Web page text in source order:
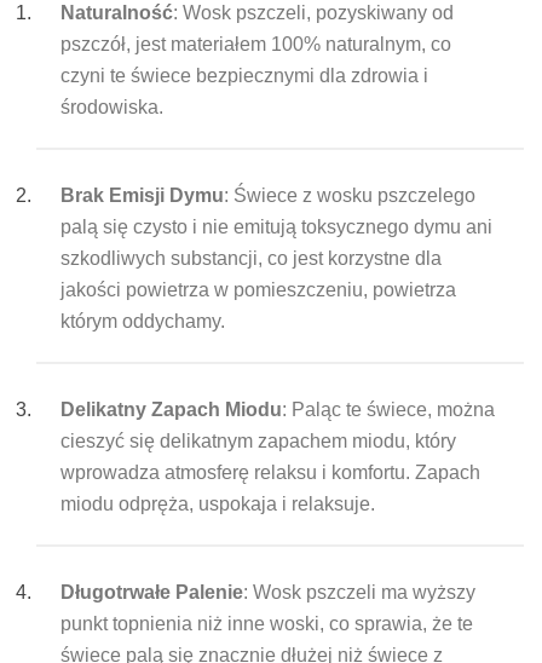
Naturalność: Wosk pszczeli, pozyskiwany od
pszczół, jest materiałem 100% naturalnym, co
czyni te świece bezpiecznymi dla zdrowia i
środowiska.
Brak Emisji Dymu: Świece z wosku pszczelego
palą się czysto i nie emitują toksycznego dymu ani
szkodliwych substancji, co jest korzystne dla
jakości powietrza w pomieszczeniu, powietrza
którym oddychamy.
Delikatny Zapach Miodu: Paląc te świece, można
cieszyć się delikatnym zapachem miodu, który
wprowadza atmosferę relaksu i komfortu. Zapach
miodu odpręża, uspokaja i relaksuje.
Długotrwałe Palenie: Wosk pszczeli ma wyższy
punkt topnienia niż inne woski, co sprawia, że te
świece palą się znacznie dłużej niż świece z